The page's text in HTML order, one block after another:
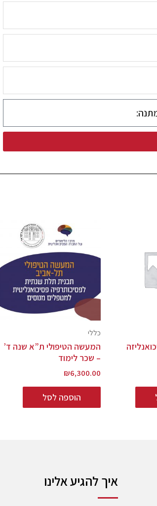
כללי
המעשה הטיפולי ת”א שנה ד’
– שכר לימוד
₪6,300.00
הוספה לסל
איך להגיע אלינו